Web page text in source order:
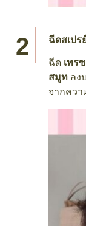
ฉีดสเป
ฉีด เทร
สมูท ลง
จากคว